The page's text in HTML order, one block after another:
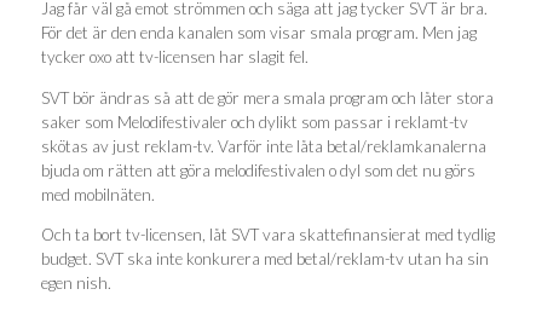
Jag får väl gå emot strömmen och säga att jag tycker SVT är bra.
För det är den enda kanalen som visar smala program. Men jag
tycker oxo att tv-licensen har slagit fel.
SVT bör ändras så att de gör mera smala program och låter stora
saker som Melodifestivaler och dylikt som passar i reklamt-tv
skötas av just reklam-tv. Varför inte låta betal/reklamkanalerna
bjuda om rätten att göra melodifestivalen o dyl som det nu görs
med mobilnäten.
Och ta bort tv-licensen, låt SVT vara skattefinansierat med tydlig
budget. SVT ska inte konkurera med betal/reklam-tv utan ha sin
egen nish.